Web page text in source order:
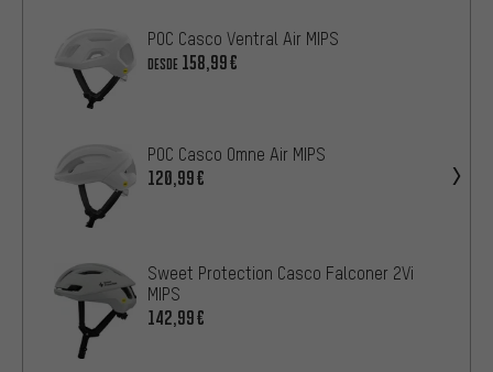
POC Casco Ventral Air MIPS
DESDE 158,99€
POC Casco Omne Air MIPS
120,99€
Sweet Protection Casco Falconer 2Vi
MIPS
142,99€